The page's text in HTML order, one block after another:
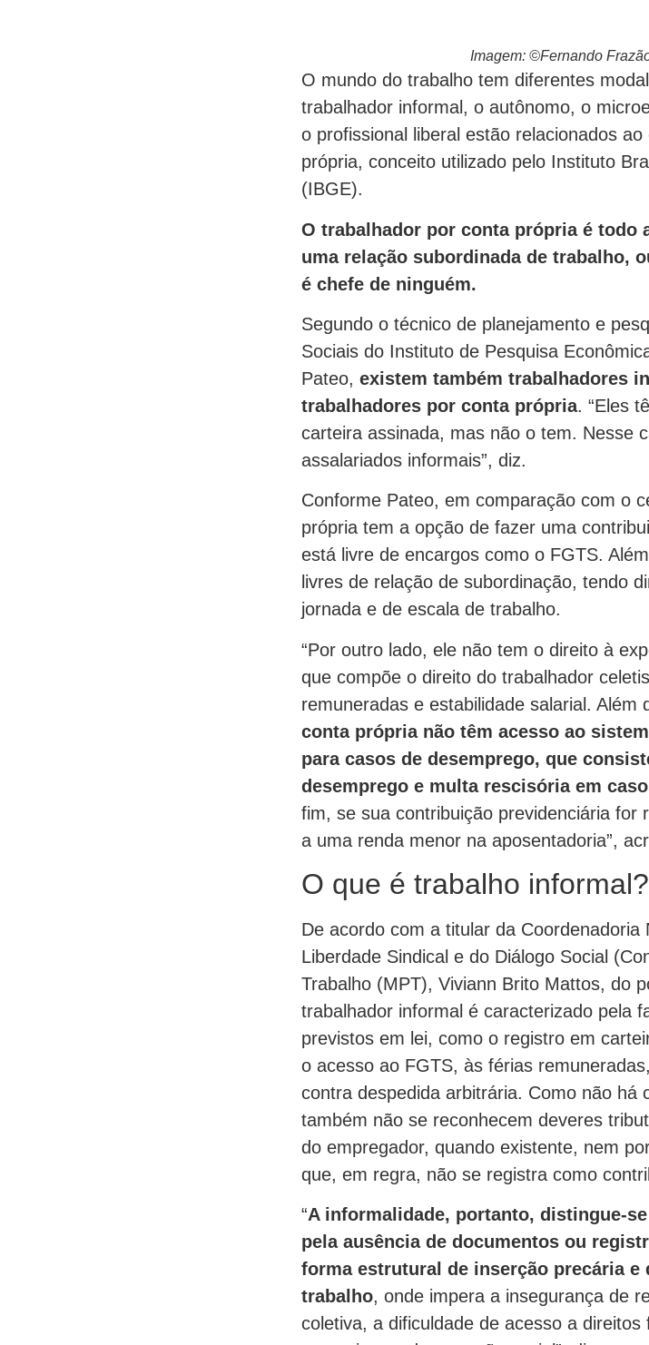
Imagem: ©Fernando
O mundo do trabalho tem diferentes
trabalhador informal, o autônomo, o
o profissional liberal estão relacionados
própria, conceito utilizado pelo Instituto
(IBGE).
O trabalhador por conta própria é todo
uma relação subordinada de trabalho,
é chefe de ninguém.
Segundo o técnico de planejamento e
Sociais do Instituto de Pesquisa
Pateo, existem também trabalhadores
trabalhadores por conta própria. “Eles
carteira assinada, mas não o tem. Nesse
assalariados informais”, diz.
Conforme Pateo, em comparação com o
própria tem a opção de fazer uma
está livre de encargos como o FGTS.
livres de relação de subordinação, tendo
jornada e de escala de trabalho.
“Por outro lado, ele não tem o direito à
que compõe o direito do trabalhador
remuneradas e estabilidade salarial. Além
conta própria não têm acesso ao
para casos de desemprego, que
desemprego e multa rescisória em
fim, se sua contribuição previdenciária for
a uma renda menor na aposentadoria”,
O que é trabalho informal?
De acordo com a titular da Coordenadoria
Liberdade Sindical e do Diálogo Social
Trabalho (MPT), Viviann Brito Mattos, do
trabalhador informal é caracterizado pela
previstos em lei, como o registro em
o acesso ao FGTS, às férias
contra despedida arbitrária. Como não há
também não se reconhecem deveres
do empregador, quando existente, nem
que, em regra, não se registra como
“A informalidade, portanto, distingue-
pela ausência de documentos ou
forma estrutural de inserção precária e
trabalho, onde impera a insegurança de
coletiva, a dificuldade de acesso a